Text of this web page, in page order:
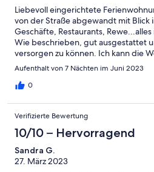
Liebevoll eingerichtete
von der Straße abgewandt mit Blick
Geschäfte, Restaurants,
Wie beschrieben, gut ausgestattet
versorgen zu können. Ich kann die
empfehlen und würde sie jederzeit
Aufenthalt von 7 Nächten im Juni 2023
0
Verifizierte Bewertung
10/10 – Hervorragend
Sandra G.
27. März 2023